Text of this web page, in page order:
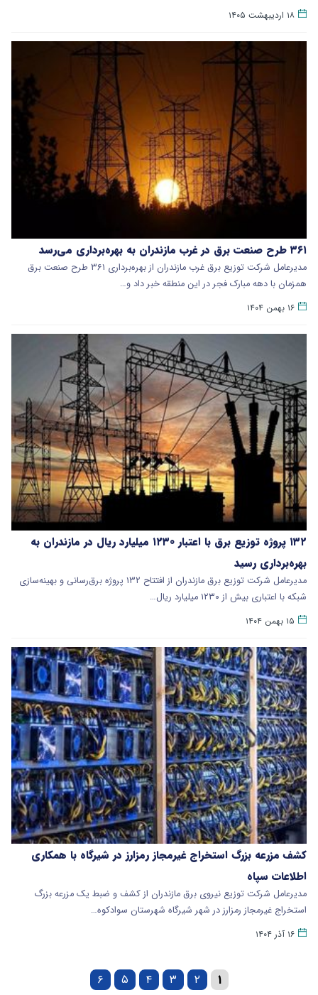
۱۸ اردیبهشت ۱۴۰۵
۳۶۱ طرح صنعت برق در غرب مازندران به بهره‌برداری می‌رسد
مدیرعامل شرکت توزیع برق غرب مازندران از بهره‌برداری ۳۶۱ طرح صنعت برق
همزمان با دهه مبارک فجر در این منطقه خبر داد و…
۱۶ بهمن ۱۴۰۴
۱۳۲ پروژه توزیع برق با اعتبار ۱۲۳۰ میلیارد ریال در مازندران به
بهره‌برداری رسید
مدیرعامل شرکت توزیع برق مازندران از افتتاح ۱۳۲ پروژه برق‌رسانی و بهینه‌سازی
شبکه با اعتباری بیش از ۱۲۳۰ میلیارد ریال…
۱۵ بهمن ۱۴۰۴
کشف مزرعه بزرگ استخراج غیرمجاز رمزارز در شیرگاه با همکاری
اطلاعات سپاه
مدیرعامل شرکت توزیع نیروی برق مازندران از کشف و ضبط یک مزرعه بزرگ
استخراج غیرمجاز رمزارز در شهر شیرگاه شهرستان سوادکوه…
۱۶ آذر ۱۴۰۴
۱ ۲ ۳ ۴ ۵ ۶